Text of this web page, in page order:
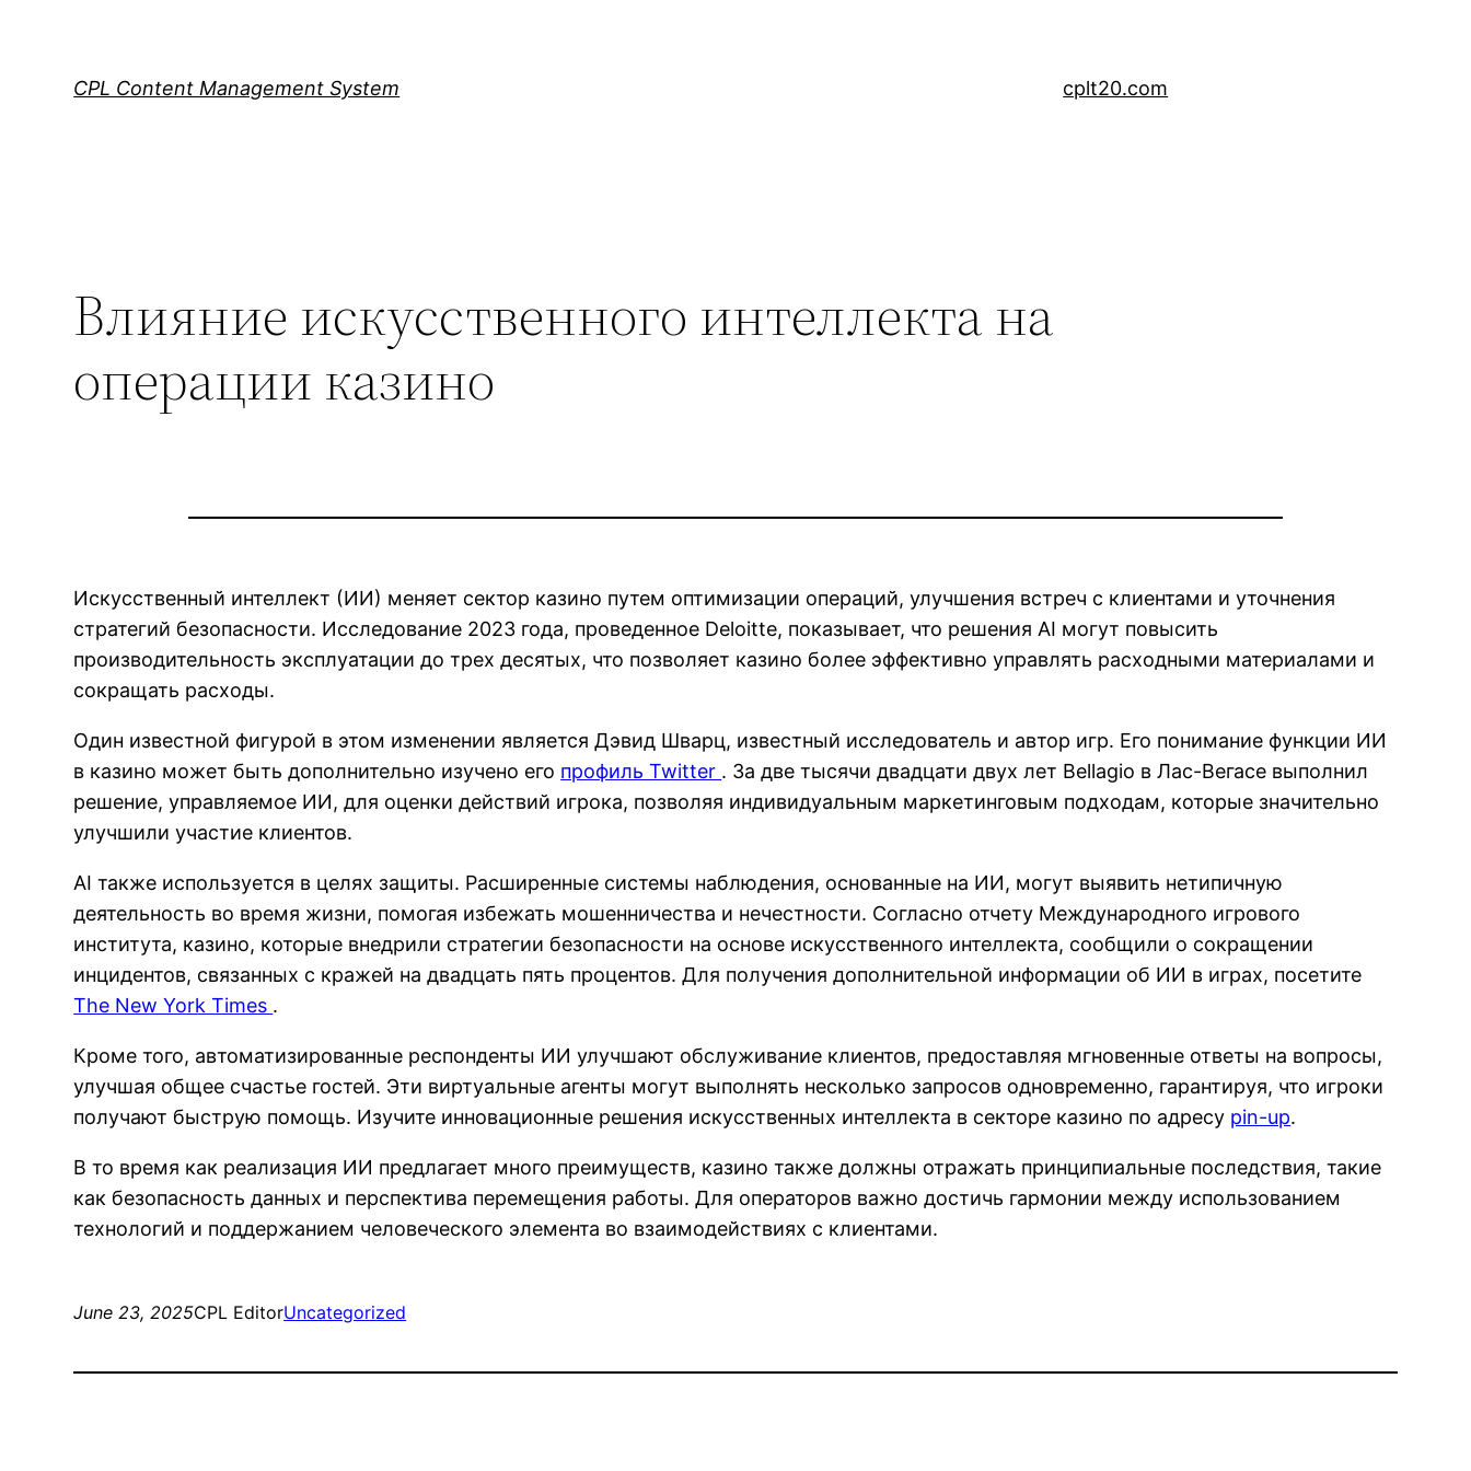
CPL Content Management System cplt20.com
Влияние искусственного интеллекта на
операции казино
Искусственный интеллект (ИИ) меняет сектор казино путем оптимизации операций, улучшения встреч с клиентами и уточнения
стратегий безопасности. Исследование 2023 года, проведенное Deloitte, показывает, что решения AI могут повысить
производительность эксплуатации до трех десятых, что позволяет казино более эффективно управлять расходными материалами и
сокращать расходы.
Один известной фигурой в этом изменении является Дэвид Шварц, известный исследователь и автор игр. Его понимание функции ИИ
в казино может быть дополнительно изучено его профиль Twitter . За две тысячи двадцати двух лет Bellagio в Лас-Вегасе выполнил
решение, управляемое ИИ, для оценки действий игрока, позволяя индивидуальным маркетинговым подходам, которые значительно
улучшили участие клиентов.
AI также используется в целях защиты. Расширенные системы наблюдения, основанные на ИИ, могут выявить нетипичную
деятельность во время жизни, помогая избежать мошенничества и нечестности. Согласно отчету Международного игрового
института, казино, которые внедрили стратегии безопасности на основе искусственного интеллекта, сообщили о сокращении
инцидентов, связанных с кражей на двадцать пять процентов. Для получения дополнительной информации об ИИ в играх, посетите
The New York Times .
Кроме того, автоматизированные респонденты ИИ улучшают обслуживание клиентов, предоставляя мгновенные ответы на вопросы,
улучшая общее счастье гостей. Эти виртуальные агенты могут выполнять несколько запросов одновременно, гарантируя, что игроки
получают быструю помощь. Изучите инновационные решения искусственных интеллекта в секторе казино по адресу pin-up.
В то время как реализация ИИ предлагает много преимуществ, казино также должны отражать принципиальные последствия, такие
как безопасность данных и перспектива перемещения работы. Для операторов важно достичь гармонии между использованием
технологий и поддержанием человеческого элемента во взаимодействиях с клиентами.
June 23, 2025CPL EditorUncategorized